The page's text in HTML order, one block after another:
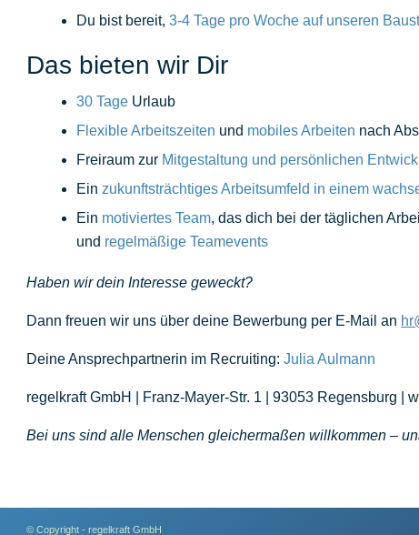
Du bist bereit, 3-4 Tage pro Woche auf unseren
Das bieten wir Dir
30 Tage Urlaub
Flexible Arbeitszeiten und mobiles Arbeiten nach
Freiraum zur Mitgestaltung und persönlichen
Ein zukunftsträchtiges Arbeitsumfeld in einem
Ein motiviertes Team, das dich bei der täglichen
und regelmäßige Teamevents
Haben wir dein Interesse geweckt?
Dann freuen wir uns über deine Bewerbung per E-Mail an
Deine Ansprechpartnerin im Recruiting: Julia Aulmann
regelkraft GmbH | Franz-Mayer-Str. 1 | 93053 Regensburg |
Bei uns sind alle Menschen gleichermaßen willkommen –
© Copyright - regelkraft GmbH